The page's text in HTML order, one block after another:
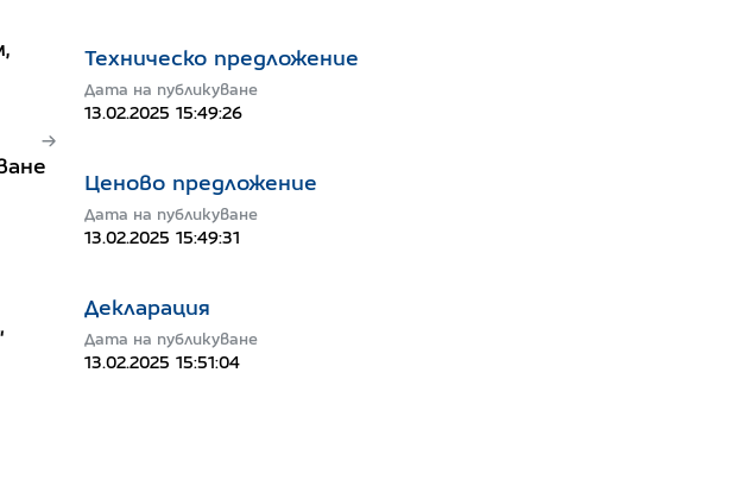
Техническо предложение
Дата на публикуване
13.02.2025 15:49:26
Ценово предложение
Дата на публикуване
13.02.2025 15:49:31
Декларация
Дата на публикуване
13.02.2025 15:51:04